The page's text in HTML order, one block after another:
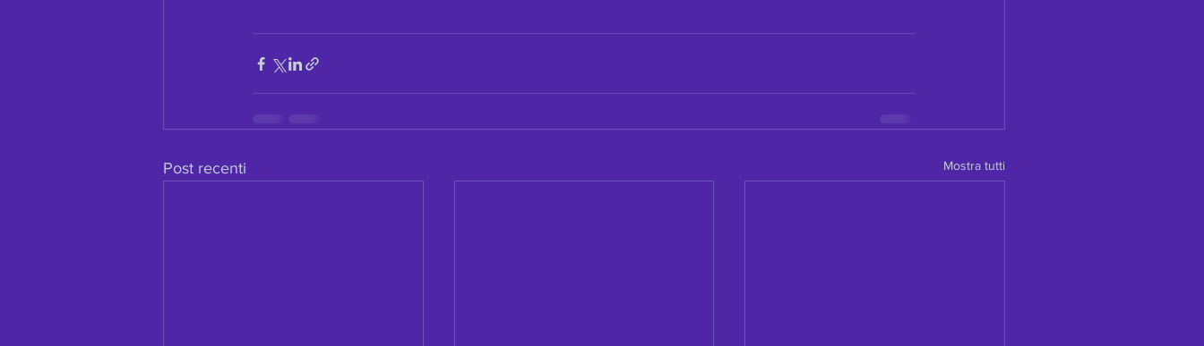
Post recenti Mostra tutti